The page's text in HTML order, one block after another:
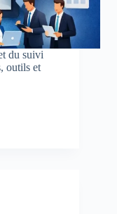
du suivi
outils et